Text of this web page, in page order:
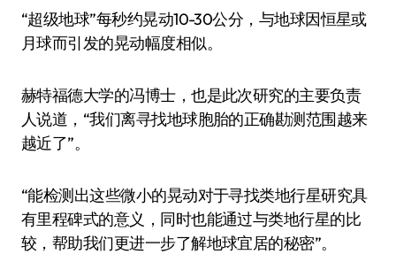
“超级地球”每秒约晃动10-30公分，与地球因恒星或
月球而引发的晃动幅度相似。
赫特福德大学的冯博士，也是此次研究的主要负责
人说道，“我们离寻找地球胞胎的正确勘测范围越来
越近了”。
“能检测出这些微小的晃动对于寻找类地行星研究具
有里程碑式的意义，同时也能通过与类地行星的比
较，帮助我们更进一步了解地球宜居的秘密”。